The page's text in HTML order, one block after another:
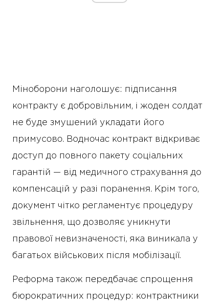
Міноборони наголошує: підписання
контракту є добровільним, і жоден солдат
не буде змушений укладати його
примусово. Водночас контракт відкриває
доступ до повного пакету соціальних
гарантій — від медичного страхування до
компенсацій у разі поранення. Крім того,
документ чітко регламентує процедуру
звільнення, що дозволяє уникнути
правової невизначеності, яка виникала у
багатьох військових після мобілізації.
Реформа також передбачає спрощення
бюрократичних процедур: контрактники